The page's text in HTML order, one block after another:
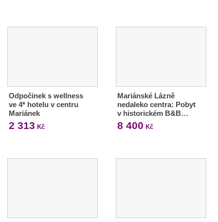
Odpočinek s wellness
ve 4* hotelu v centru
Mariánek
2 313 Kč
Mariánské Lázně
nedaleko centra: Pobyt
v historickém B&B…
8 400 Kč